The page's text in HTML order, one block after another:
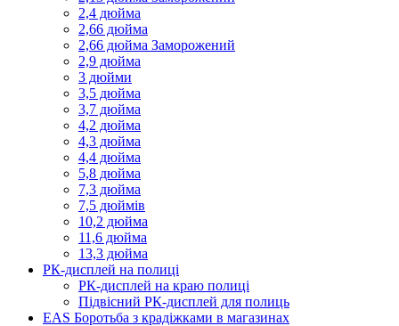
2,4 дюйма
2,66 дюйма
2,66 дюйма Заморожений
2,9 дюйма
3 дюйми
3,5 дюйма
3,7 дюйма
4,2 дюйма
4,3 дюйма
4,4 дюйма
5,8 дюйма
7,3 дюйма
7,5 дюймів
10,2 дюйма
11,6 дюйма
13,3 дюйма
РК-дисплей на полиці
РК-дисплей на краю полиці
Підвісний РК-дисплей для полиць
EAS Боротьба з крадіжками в магазинах